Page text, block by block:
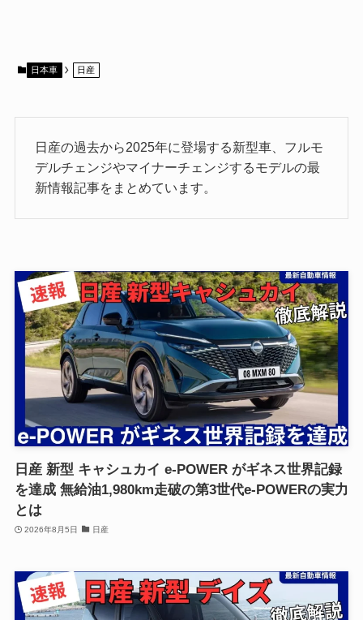
日本車 日産
日産の過去から2025年に登場する新型車、フルモ
デルチェンジやマイナーチェンジするモデルの最
新情報記事をまとめています。
日産 新型 キャシュカイ e-POWER がギネス世界記録
を達成 無給油1,980km走破の第3世代e-POWERの実力
とは
2026年8月5日 日産